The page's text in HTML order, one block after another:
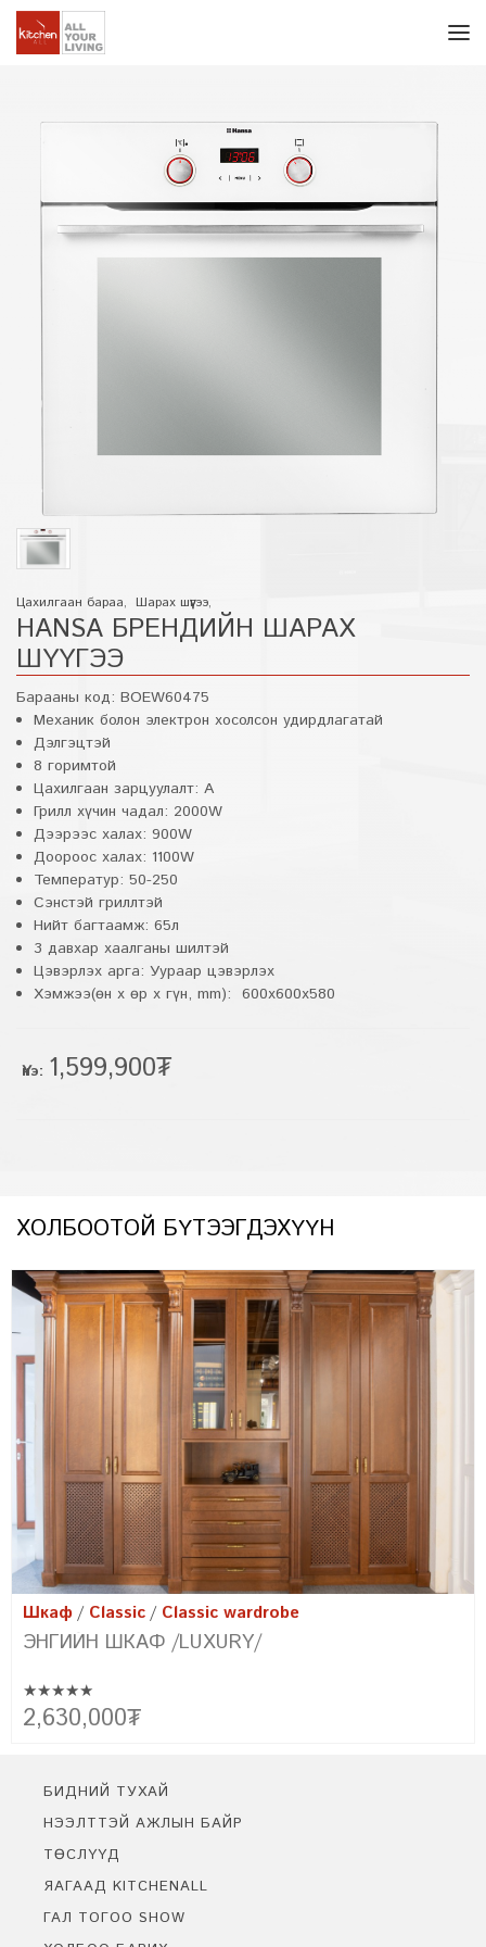
Цахилгаан бараа, Шарах шүүгээ,
HANSA БРЕНДИЙН ШАРАХ
ШҮҮГЭЭ
Барааны код: BOEW60475
Механик болон электрон хосолсон удирдлагатай
Дэлгэцтэй
8 горимтой
Цахилгаан зарцуулалт: А
Грилл хүчин чадал: 2000W
Дээрээс халах: 900W
Доороос халах: 1100W
Температур: 50-250
Сэнстэй гриллтэй
Нийт багтаамж: 65л
3 давхар хаалганы шилтэй
Цэвэрлэх арга: Уураар цэвэрлэх
Хэмжээ(өн x өр x гүн, mm): 600x600x580
Үнэ: 1,599,900₮
ХОЛБООТОЙ БҮТЭЭГДЭХҮҮН
Шкаф Classic Classic wardrobe
ЭНГИЙН ШКАФ /FARMHOUSE/
Эртний сонгодог болон орчин үеийн хэв маягийн хамтад нь
цогцлоосон бидний төгс бүтээл FARMHOUSE-г танилцуулж
бүтээх болсноор үүссэн юм.
2,150,000₮
★★★★★
БИДНИЙ ТУХАЙ
НЭЭЛТТЭЙ АЖЛЫН БАЙР
ТӨСЛҮҮД
ЯАГААД KITCHENALL
ГАЛ ТОГОО SHOW